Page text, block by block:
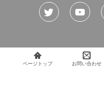
ページトップ お問い合わせ